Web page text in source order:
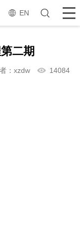
EN
二期
：xzdw 14084